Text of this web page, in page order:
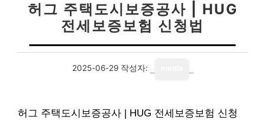
허그 주택도시보증공사 | HUG
전세보증보험 신청법
2025-06-29 작성자:
허그 주택도시보증공사 | HUG 전세보증보험 신청